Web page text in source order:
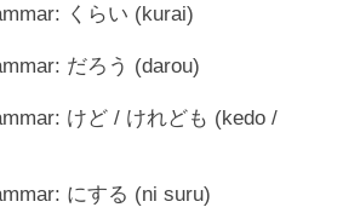
くらい (kurai)
だろう (darou)
けど / けれども (kedo /
にする (ni suru)